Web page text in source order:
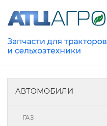
Запчасти для тракторов
и сельхозтехники
АВТОМОБИЛИ
ГАЗ